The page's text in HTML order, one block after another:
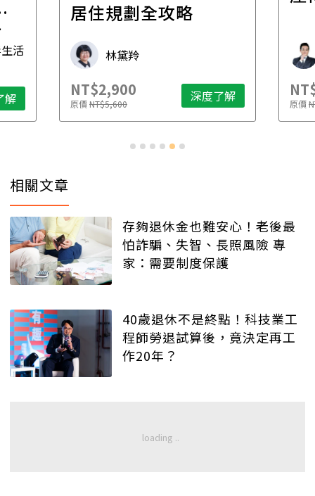
活
解
居住規劃全攻略
林黛羚
NT$2,900
原價NT$5,600 深度了解 原價
相關文章
存夠退休金也難安心！老後最
怕詐騙、失智、長照風險 專
家：需要制度保護
40歲退休不是終點！科技業工
程師勞退試算後，竟決定再工
作20年？